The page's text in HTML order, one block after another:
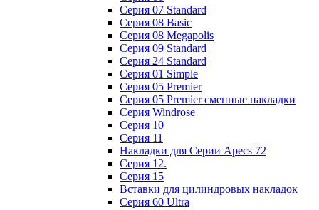
Cерия 07 Standard
Cерия 08 Basic
Cерия 08 Megapolis
Cерия 09 Standard
Cерия 24 Standard
Серия 01 Simple
Серия 05 Premier
Серия 05 Premier сменные накладки
Cерия Windrose
Серия 10
Серия 11
Накладки для Серии Apecs 72
Серия 12.
Серия 15
Вставки для цилиндровых накладок
Серия 60 Ultra